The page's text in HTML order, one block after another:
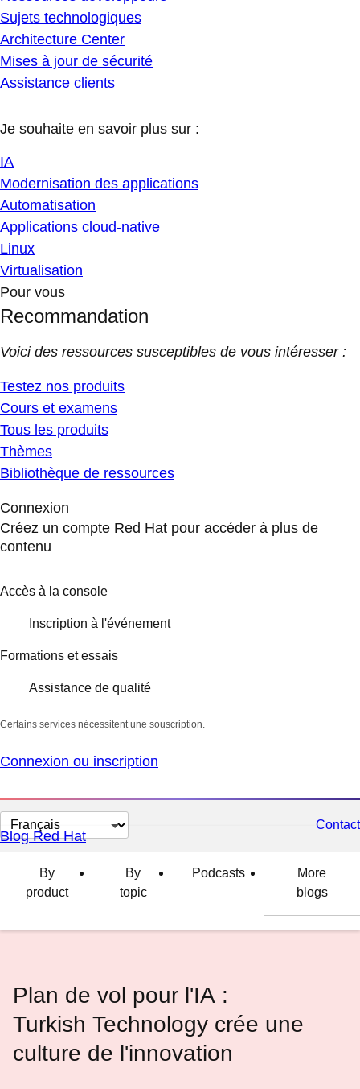
Sujets technologiques
Architecture Center
Mises à jour de sécurité
Assistance clients
Je souhaite en savoir plus sur :
IA
Modernisation des applications
Automatisation
Applications cloud-native
Linux
Virtualisation
Pour vous
Recommandation
Voici des ressources susceptibles de vous intéresser :
Testez nos produits
Cours et examens
Tous les produits
Thèmes
Bibliothèque de ressources
Connexion
Créez un compte Red Hat pour accéder à plus de
contenu
Accès à la console
Inscription à l'événement
Formations et essais
Assistance de qualité
Certains services nécessitent une souscription.
Connexion ou inscription
Changer
la
langue
Contact
Blog Red Hat
By
product
By
topic
Podcasts
More
blogs
Plan de vol pour l'IA :
Turkish Technology crée une
culture de l'innovation